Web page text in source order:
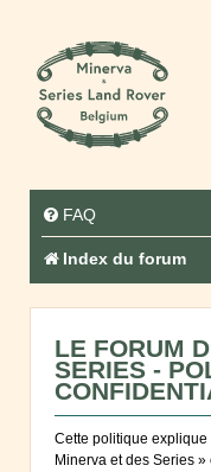
FAQ
Index du forum
LE FORUM
SERIES -
Cette politique
Minerva et des Series